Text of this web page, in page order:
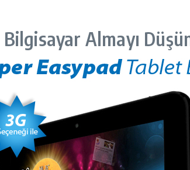
Almayı